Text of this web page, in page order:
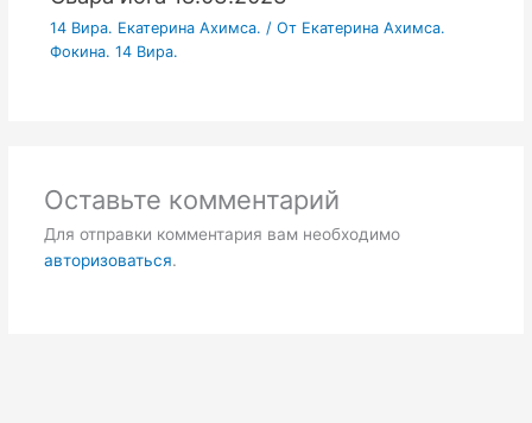
14 Вира. Екатерина Ахимса. / От Екатерина Ахимса.
Фокина. 14 Вира.
Оставьте комментарий
Для отправки комментария вам необходимо
авторизоваться.